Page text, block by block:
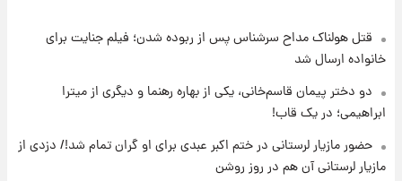
۱۷ ساعت پیش
لیونل مسی عزادار شد! + جزئیات
قتل هولناک مداح سرشناس پس از ربوده شدن؛ فیلم جنایت برای
خانواده ارسال شد
دو دختر پیمان قاسم‌خانی، یکی از بهاره رهنما و دیگری از میترا
ابراهیمی؛ در یک قاب!
حضور مازیار لرستانی در ختم اکبر عبدی برای او گران تمام شد!/ دزدی از
مازیار لرستانی آن هم در روز روشن